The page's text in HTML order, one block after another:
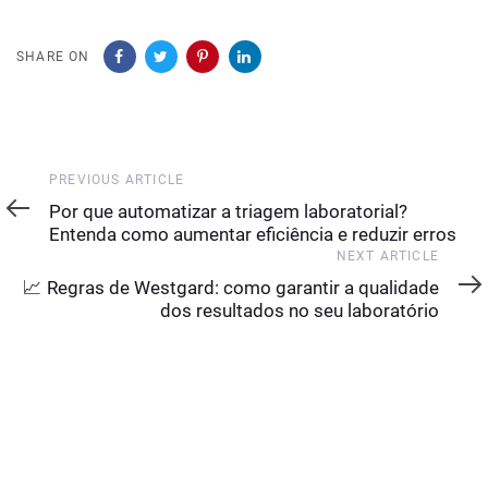
SHARE ON
Previous
Article
PREVIOUS ARTICLE
Por que automatizar a triagem laboratorial?
Entenda como aumentar eficiência e reduzir erros
Article
NEXT ARTICLE
📈 Regras de Westgard: como garantir a qualidade
dos resultados no seu laboratório